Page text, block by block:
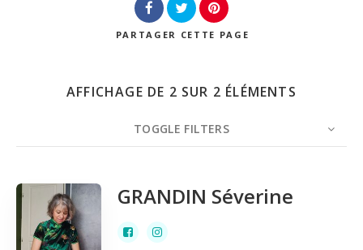
Recherche
PARTAGER CETTE PAGE
AFFICHAGE DE 2 SUR 2 ÉLÉMENTS
TOGGLE FILTERS
NOMBRE GRANDIN Séverine